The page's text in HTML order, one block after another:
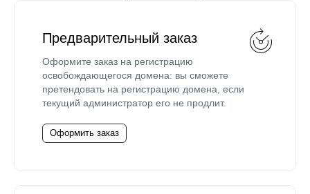
Предварительный заказ
Оформите заказ на регистрацию
освобождающегося домена: вы сможете
претендовать на регистрацию домена, если
текущий администратор его не продлит.
Оформить заказ